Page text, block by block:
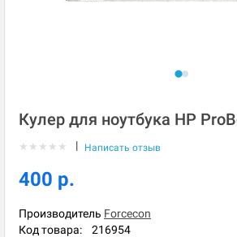
Кулер для ноутбука HP
★ ★ ★ ★ ★ | Написать отзыв
400 р.
Производитель Forcecon
Код товара: 216954